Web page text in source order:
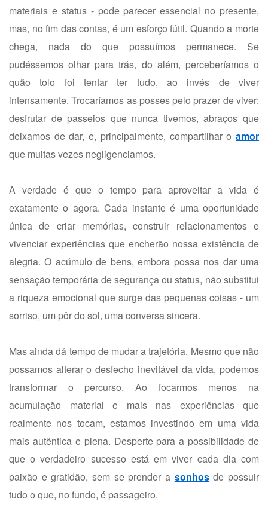
materiais e status - pode parecer essencial no presente,
mas, no fim das contas, é um esforço fútil. Quando a morte
chega, nada do que possuímos permanece. Se
pudéssemos olhar para trás, do além, perceberíamos o
quão tolo foi tentar ter tudo, ao invés de viver
intensamente. Trocaríamos as posses pelo prazer de viver:
desfrutar de passeios que nunca tivemos, abraços que
deixamos de dar, e, principalmente, compartilhar o amor
que muitas vezes negligenciamos.
A verdade é que o tempo para aproveitar a vida é
exatamente o agora. Cada instante é uma oportunidade
única de criar memórias, construir relacionamentos e
vivenciar experiências que encherão nossa existência de
alegria. O acúmulo de bens, embora possa nos dar uma
sensação temporária de segurança ou status, não substitui
a riqueza emocional que surge das pequenas coisas - um
sorriso, um pôr do sol, uma conversa sincera.
Mas ainda dá tempo de mudar a trajetória. Mesmo que não
possamos alterar o desfecho inevitável da vida, podemos
transformar o percurso. Ao focarmos menos na
acumulação material e mais nas experiências que
realmente nos tocam, estamos investindo em uma vida
mais autêntica e plena. Desperte para a possibilidade de
que o verdadeiro sucesso está em viver cada dia com
paixão e gratidão, sem se prender a sonhosde possuir
tudo o que, no fundo, é passageiro.